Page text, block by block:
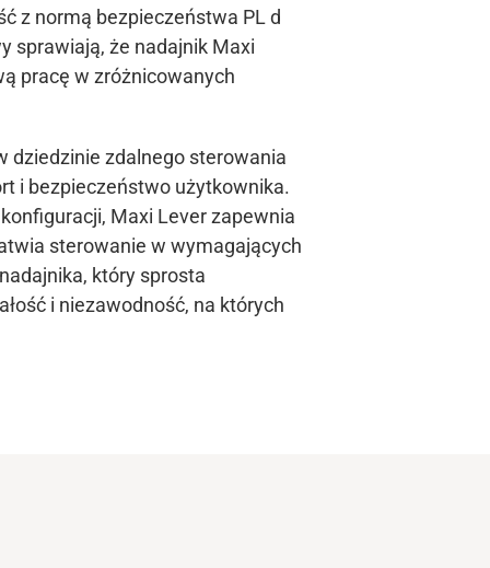
z normą bezpieczeństwa PL d
sprawiają, że nadajnik Maxi
pracę w zróżnicowanych
dziedzinie zdalnego sterowania
i bezpieczeństwo użytkownika.
Maxi Lever zapewnia
sterowanie w wymagających
który sprosta
i niezawodność, na których